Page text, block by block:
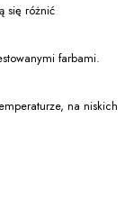
się różnić
farbami.
na niskich